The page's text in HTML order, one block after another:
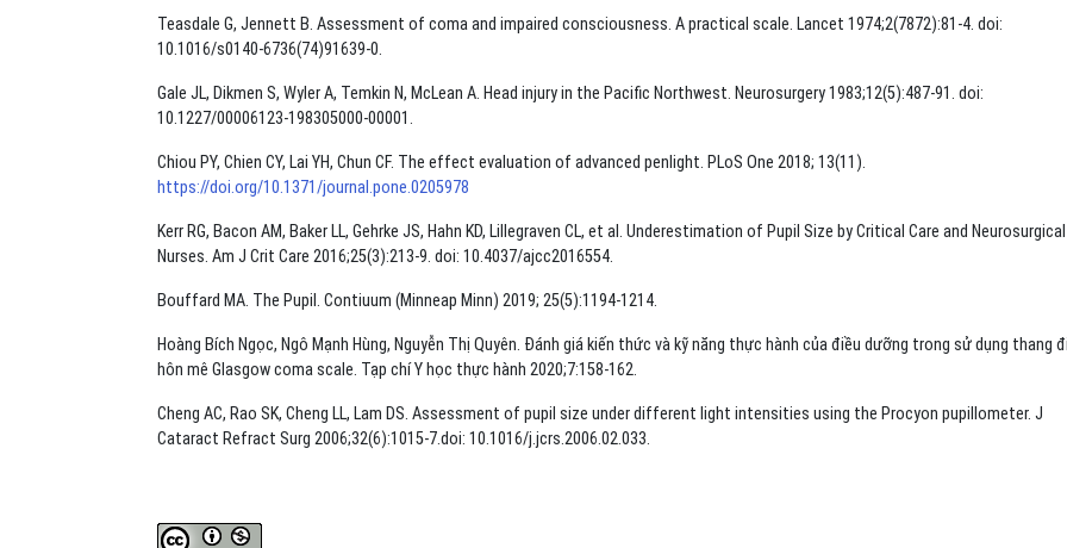
Teasdale G, Jennett B. Assessment of coma and impaired consciousness. A practical scale. Lancet 1974;2(7872):81-4. doi:
10.1016/s0140-6736(74)91639-0.
Gale JL, Dikmen S, Wyler A, Temkin N, McLean A. Head injury in the Pacific Northwest. Neurosurgery 1983;12(5):487-91. doi:
10.1227/00006123-198305000-00001.
Chiou PY, Chien CY, Lai YH, Chun CF. The effect evaluation of advanced penlight. PLoS One 2018; 13(11).
https://doi.org/10.1371/journal.pone.0205978
Kerr RG, Bacon AM, Baker LL, Gehrke JS, Hahn KD, Lillegraven CL, et al. Underestimation of Pupil Size by Critical Care and Neurosurgical
Nurses. Am J Crit Care 2016;25(3):213-9. doi: 10.4037/ajcc2016554.
Bouffard MA. The Pupil. Contiuum (Minneap Minn) 2019; 25(5):1194-1214.
Hoàng Bích Ngọc, Ngô Mạnh Hùng, Nguyễn Thị Quyên. Đánh giá kiến thức và kỹ năng thực hành của điều dưỡng trong sử dụng thang
hôn mê Glasgow coma scale. Tạp chí Y học thực hành 2020;7:158-162.
Cheng AC, Rao SK, Cheng LL, Lam DS. Assessment of pupil size under different light intensities using the Procyon pupillometer. J
Cataract Refract Surg 2006;32(6):1015-7.doi: 10.1016/j.jcrs.2006.02.033.